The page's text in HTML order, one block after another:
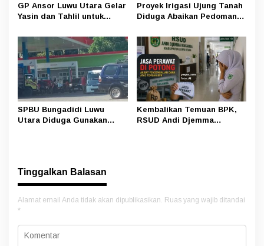
GP Ansor Luwu Utara Gelar
Yasin dan Tahlil untuk
Bandang Masamba
Proyek Irigasi Ujung Tanah
Diduga Abaikan Pedoman
Pers Ancam RDP di DPRD
SPBU Bungadidi Luwu
Utara Diduga Gunakan
Kembalikan Temuan BPK,
RSUD Andi Djemma
Tinggalkan Balasan
Alamat email Anda tidak akan dipublikasikan. Ruas yang wajib ditandai
*